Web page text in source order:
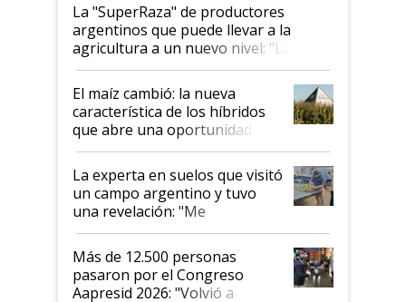
La "SuperRaza" de productores
argentinos que puede llevar a la
agricultura a un nuevo nivel: "Las
posibilidades de crecimiento son
infinitas"
El maíz cambió: la nueva
característica de los híbridos
que abre una oportunidad en
el lote
La experta en suelos que visitó
un campo argentino y tuvo
una revelación: "Me
impresionó mucho"
Más de 12.500 personas
pasaron por el Congreso
Aapresid 2026: "Volvió a